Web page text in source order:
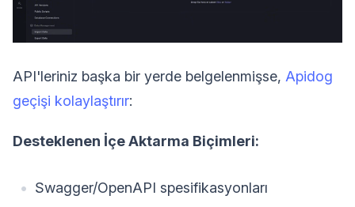
API'leriniz başka bir yerde belgelenmişse, Apidog
geçişi kolaylaştırır:
Desteklenen İçe Aktarma Biçimleri:
Swagger/OpenAPI spesifikasyonları